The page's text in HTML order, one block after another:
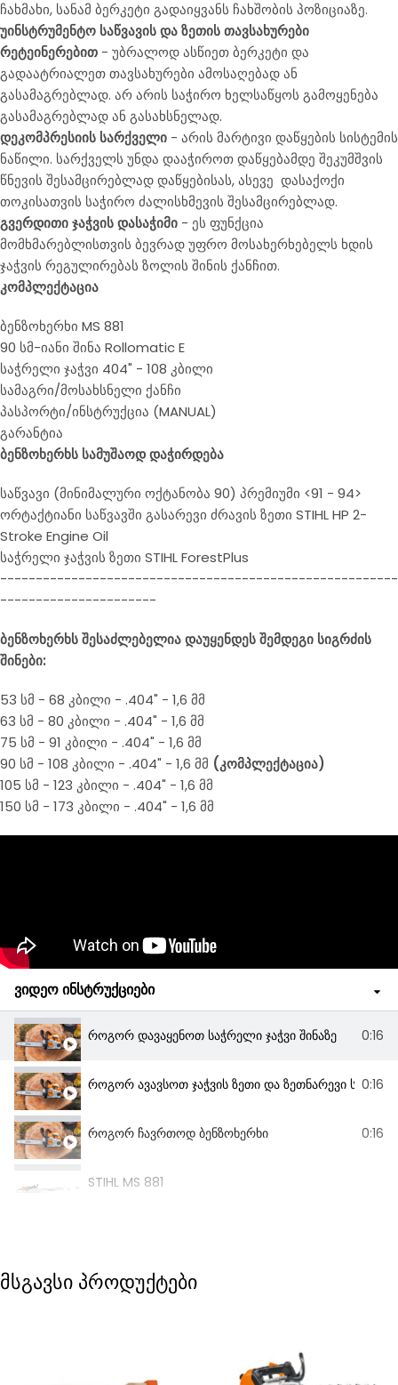
ჩახმახი, სანამ ბერკეტი გადაიყვანს ჩახშობის პოზიციაზე.
უინსტრუმენტო საწვავის და ზეთის თავსახურები
რეტეინერებით - უბრალოდ ასწიეთ ბერკეტი და
გადაატრიალეთ თავსახურები ამოსაღებად ან
გასამაგრებლად. არ არის საჭირო ხელსაწყოს გამოყენება
გასამაგრებლად ან გასახსნელად.
დეკომპრესიის სარქველი - არის მარტივი დაწყების სისტემის
ნაწილი. სარქველს უნდა დააჭიროთ დაწყებამდე შეკუმშვის
წნევის შესამცირებლად დაწყებისას, ასევე დასაქოქი
თოკისათვის საჭირო ძალისხმევის შესამცირებლად.
გვერდითი ჯაჭვის დასაჭიმი - ეს ფუნქცია
მომხმარებლისთვის ბევრად უფრო მოსახერხებელს ხდის
ჯაჭვის რეგულირებას ზოლის შინის ქანჩით.
კომპლექტაცია
ბენზოხერხი MS 881
90 სმ-იანი შინა Rollomatic E
საჭრელი ჯაჭვი 404" - 108 კბილი
სამაგრი/მოსახსნელი ქანჩი
პასპორტი/ინსტრუქცია (MANUAL)
გარანტია
ბენზოხერხს სამუშაოდ დაჭირდება
საწვავი (მინიმალური ოქტანობა 90) პრემიუმი <91 - 94>
ორტაქტიანი საწვავში გასარევი ძრავის ზეთი STIHL HP 2-
Stroke Engine Oil
საჭრელი ჯაჭვის ზეთი STIHL ForestPlus
--------------------------------------------------------
----------------------
ბენზოხერხს შესაძლებელია დაუყენდეს შემდეგი სიგრძის
შინები:
53 სმ - 68 კბილი - .404" - 1,6 მმ
63 სმ - 80 კბილი - .404" - 1,6 მმ
75 სმ - 91 კბილი - .404" - 1,6 მმ
90 სმ - 108 კბილი - .404" - 1,6 მმ (კომპლექტაცია)
105 სმ - 123 კბილი - .404" - 1,6 მმ
150 სმ - 173 კბილი - .404" - 1,6 მმ
ვიდეო ინსტრუქციები
როგორ დავაყენოთ საჭრელი ჯაჭვი შინაზე 0:16
როგორ ავავსოთ ჯაჭვის ზეთი და ზეთნარევი საწვავი
0:16
როგორ ჩავრთოდ ბენზოხერხი 0:16
STIHL MS 881
მსგავსი პროდუქტები